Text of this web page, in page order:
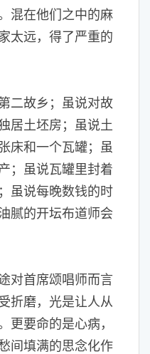
在他们之中的麻
太远，得了严重的
故乡；虽说对故
居土坯房；虽说土
床和一个瓦罐；虽
；虽说瓦罐里封着
虽说每晚数钱的时
腻的开坛布道师会
首席颂唱师而言
折磨，光是让人从
更要命的是心病，
间填满的思念化作